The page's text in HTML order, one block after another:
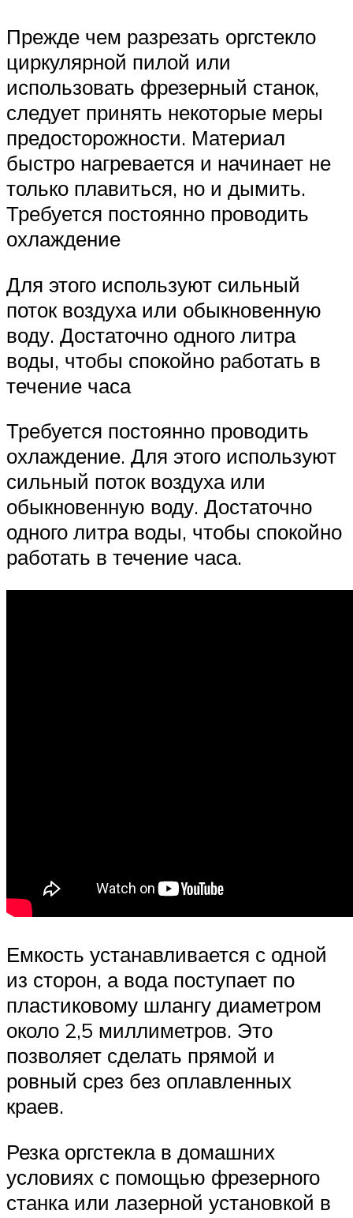
Прежде чем разрезать оргстекло
циркулярной пилой или
использовать фрезерный станок,
следует принять некоторые меры
предосторожности. Материал
быстро нагревается и начинает не
только плавиться, но и дымить.
Требуется постоянно проводить
охлаждение
Для этого используют сильный
поток воздуха или обыкновенную
воду. Достаточно одного литра
воды, чтобы спокойно работать в
течение часа
Требуется постоянно проводить
охлаждение. Для этого используют
сильный поток воздуха или
обыкновенную воду. Достаточно
одного литра воды, чтобы спокойно
работать в течение часа.
Емкость устанавливается с одной
из сторон, а вода поступает по
пластиковому шлангу диаметром
около 2,5 миллиметров. Это
позволяет сделать прямой и
ровный срез без оплавленных
краев.
Резка оргстекла в домашних
условиях с помощью фрезерного
станка или лазерной установкой в